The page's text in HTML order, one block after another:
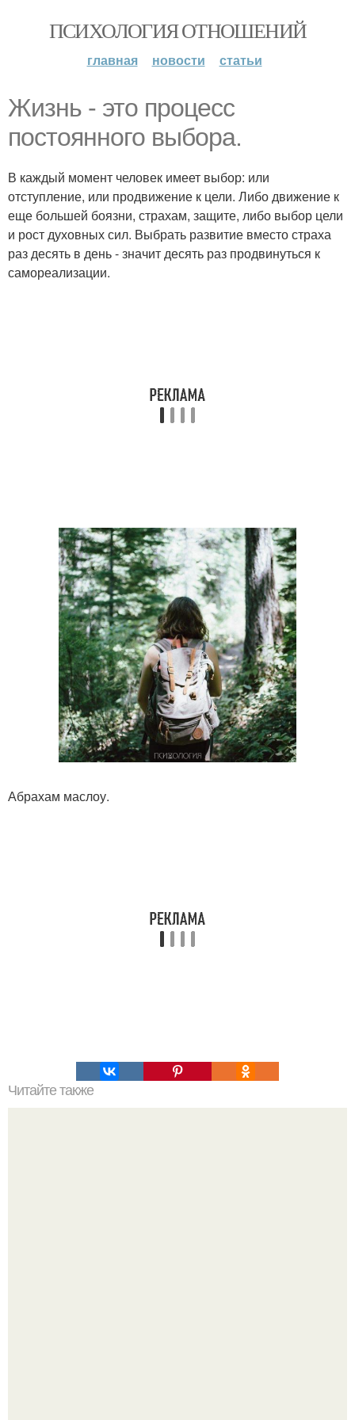
ПСИХОЛОГИЯ ОТНОШЕНИЙ
главная новости статьи
Жизнь - это процесс
постоянного выбора.
В каждый момент человек имеет выбор: или
отступление, или продвижение к цели. Либо движение к
еще большей боязни, страхам, защите, либо выбор цели
и рост духовных сил. Выбрать развитие вместо страха
раз десять в день - значит десять раз продвинуться к
самореализации.
Абрахам маслоу.
Читайте также